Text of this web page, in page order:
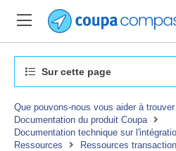
Sur cette page
Que pouvons-nous vous aider à
Documentation du produit Coupa
Documentation technique sur
Ressources
Ressources